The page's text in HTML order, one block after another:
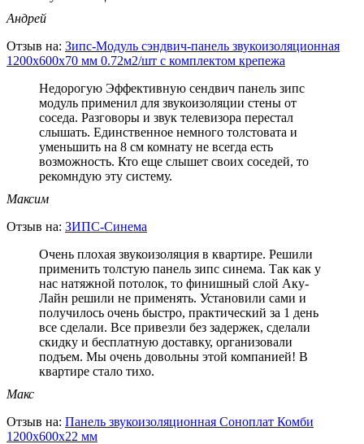
Андрей
Отзыв на: Зипс-Модуль сэндвич-панель звукоизоляционная
1200х600х70 мм 0.72м2/шт с комплектом крепежа
Недорогую Эффективную сендвич панель зипс
модуль применил для звукоизоляции стены от
соседа. Разговоры и звук телевизора перестал
слышать. Единственное немного толстовата и
уменьшить на 8 см комнату не всегда есть
возможность. Кто еще слышет своих соседей, то
рекомндую эту систему.
Максим
Отзыв на: ЗИПС-Синема
Очень плохая звукоизоляция в квартире. Решили
применить толстую панель зипс синема. Так как у
нас натяжной потолок, то финишный слой Аку-
Лайн решили не применять. Установили сами и
получилось очень быстро, практический за 1 день
все сделали. Все привезли без задержек, сделали
скидку и бесплатную доставку, организовали
подъем. Мы очень довольны этой компанией! В
квартире стало тихо.
Макс
Отзыв на: Панель звукоизоляционная Соноплат Комби
1200х600х22 мм